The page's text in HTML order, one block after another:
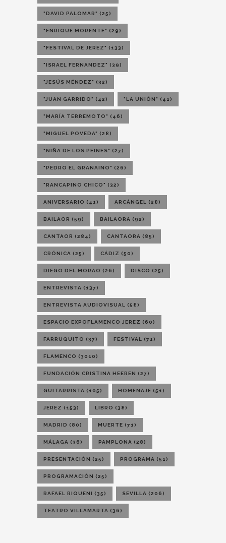
"DAVID PALOMAR" (25)
"ENRIQUE MORENTE" (29)
"FESTIVAL DE JEREZ" (133)
"ISRAEL FERNANDEZ" (39)
"JESÚS MÉNDEZ" (32)
"JUAN GARRIDO" (42) "LA UNIÓN" (41)
"MARÍA TERREMOTO" (46)
"MIGUEL POVEDA" (28)
"NIÑA DE LOS PEINES" (27)
"PEDRO EL GRANAINO" (26)
"RANCAPINO CHICO" (32)
ANIVERSARIO (41) ARCÁNGEL (28)
BAILAOR (59) BAILAORA (92)
CANTAOR (284) CANTAORA (85)
CRÓNICA (25) CÁDIZ (50)
DIEGO DEL MORAO (26) DISCO (25)
ENTREVISTA (137)
ENTREVISTA AUDIOVISUAL (58)
ESPACIO EXPOFLAMENCO JEREZ (60)
FARRUQUITO (37) FESTIVAL (71)
FLAMENCO (3010)
FUNDACIÓN CRISTINA HEEREN (27)
GUITARRISTA (105) HOMENAJE (51)
JEREZ (153) LIBRO (38)
MADRID (80) MUERTE (71)
MÁLAGA (36) PAMPLONA (28)
PRESENTACIÓN (25) PROGRAMA (51)
PROGRAMACIÓN (25)
RAFAEL RIQUENI (35) SEVILLA (206)
TEATRO VILLAMARTA (36)